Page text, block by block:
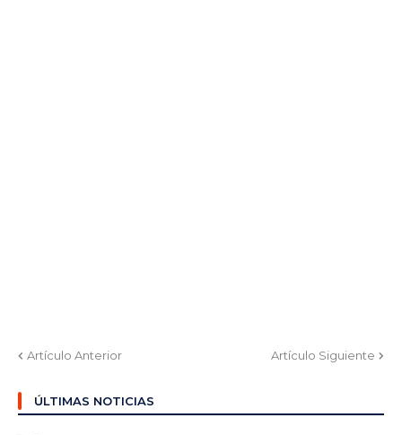
Artículo Anterior Artículo Siguiente
ÚLTIMAS NOTICIAS